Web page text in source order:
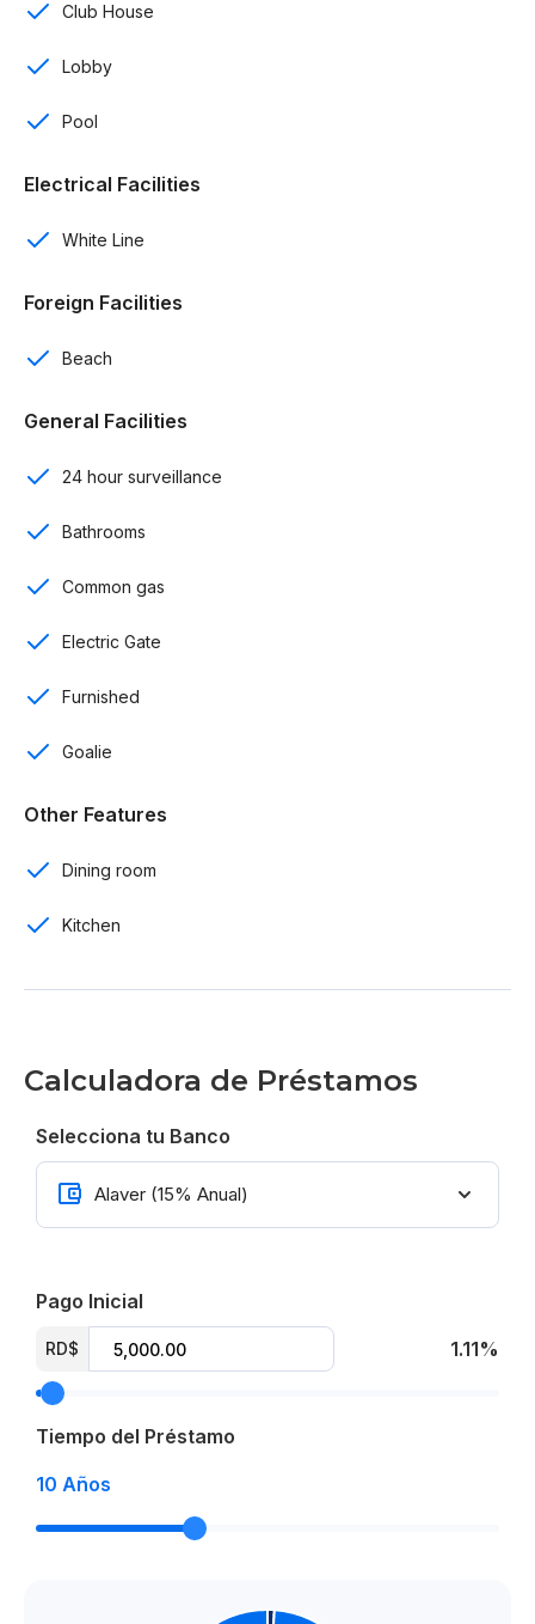
Control de acceso
Mobiliarios incluidos
Electrodomésticos incluidos
Amenidades:
Club de playa
Por US$ 450,000
Club House
Lobby
Pool
Electrical Facilities
White Line
Foreign Facilities
Beach
General Facilities
24 hour surveillance
Bathrooms
Common gas
Electric Gate
Furnished
Goalie
Other Features
Dining room
Kitchen
Calculadora de Préstamos
Selecciona tu Banco
Pago Inicial
RD$ 1.11%
Tiempo del Préstamo
10 Años